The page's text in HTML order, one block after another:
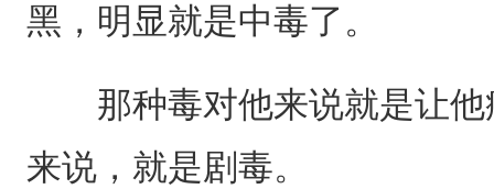
黑，明显就是中毒了。
那种毒对他来说就是让他
来说，就是剧毒。